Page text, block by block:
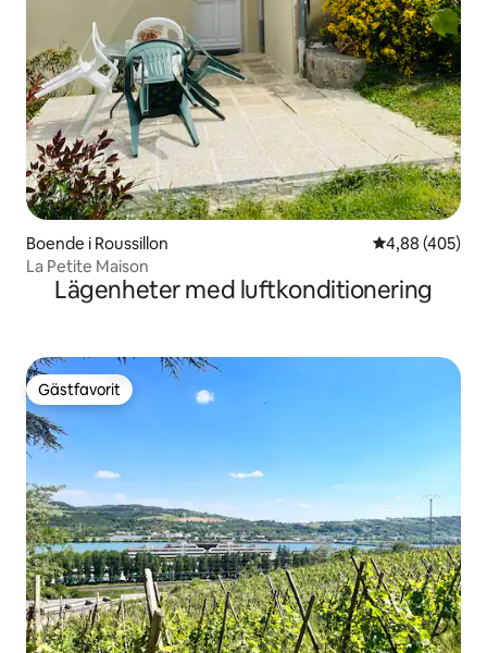
Boende i Roussillon 4,88 av 5 i
4,88 (405)
La Petite Maison
Lägenheter med luftkonditionering
Gästfavorit
Gästfavorit